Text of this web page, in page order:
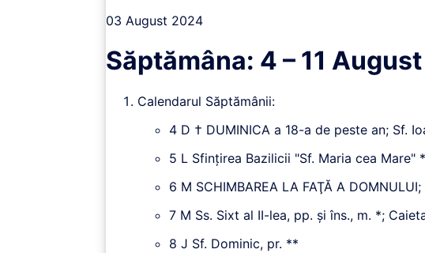
03 August 2024
Săptămâna: 4 – 11
Calendarul Săptămânii:
4 D † DUMINICA a 18-a de peste an; Sf.
5 L Sfinţirea Bazilicii "Sf. Maria cea Mare" *
6 M SCHIMBAREA LA FAŢĂ A
7 M Ss. Sixt al II-lea, pp. şi îns., m. *;
8 J Sf. Dominic, pr. **